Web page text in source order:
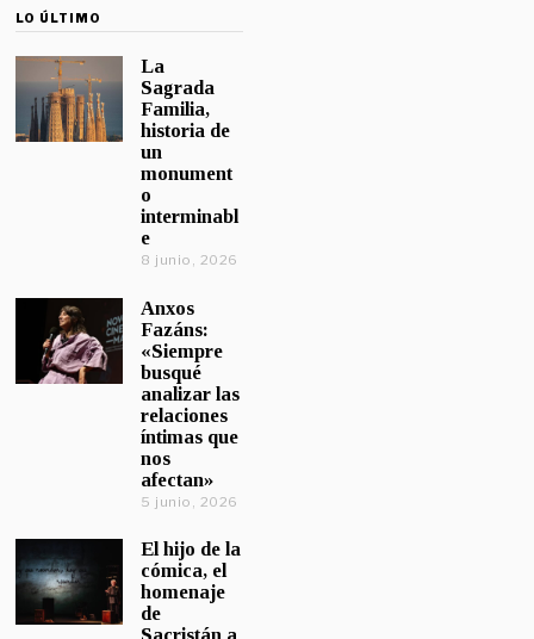
LO ÚLTIMO
La
Sagrada
Familia,
historia de
un
monument
o
interminabl
e
8 junio, 2026
Anxos
Fazáns:
«Siempre
busqué
analizar las
relaciones
íntimas que
nos
afectan»
5 junio, 2026
El hijo de la
cómica, el
homenaje
de